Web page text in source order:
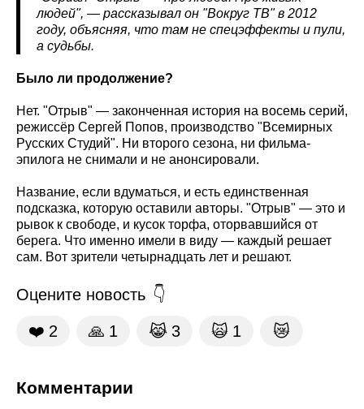
людей", — рассказывал он "Вокруг ТВ" в 2012
году, объясняя, что там не спецэффекты и пули,
а судьбы.
Было ли продолжение?
Нет. "Отрыв" — законченная история на восемь серий,
режиссёр Сергей Попов, производство "Всемирных
Русских Студий". Ни второго сезона, ни фильма-
эпилога не снимали и не анонсировали.
Название, если вдуматься, и есть единственная
подсказка, которую оставили авторы. "Отрыв" — это и
рывок к свободе, и кусок торфа, оторвавшийся от
берега. Что именно имели в виду — каждый решает
сам. Вот зрители четырнадцать лет и решают.
Оцените новость
❤️ 2 🙏 1 😹 3 🙀 1 😿
Комментарии